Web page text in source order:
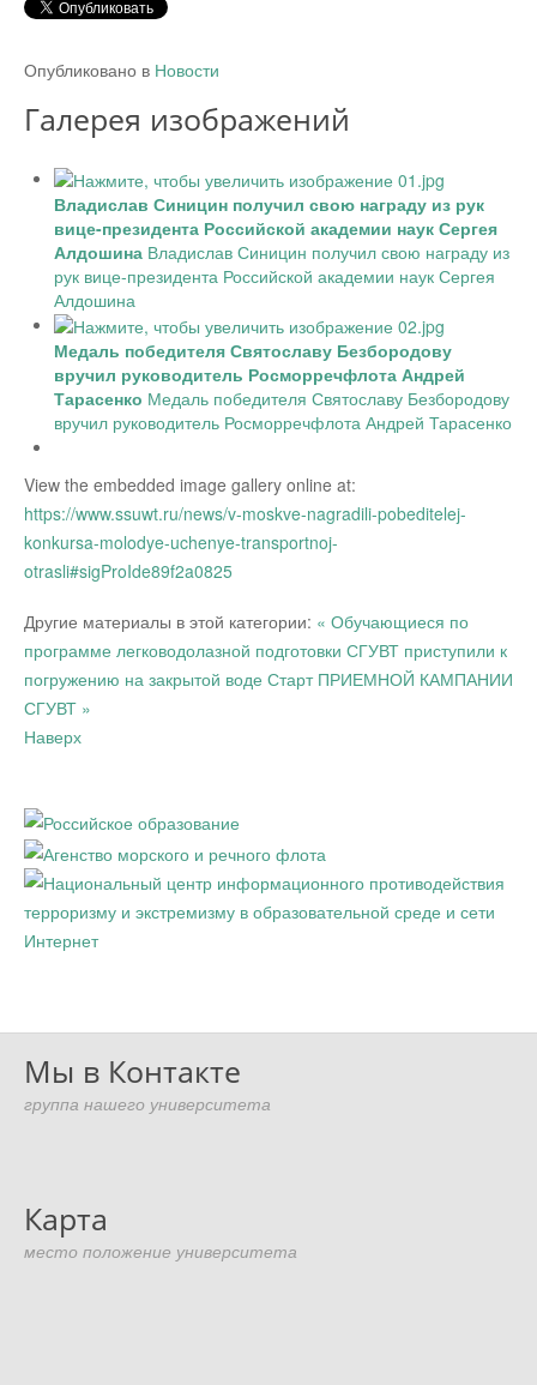
Опубликовано в Новости
Галерея изображений
Владислав Синицин получил свою награду из рук
вице-президента Российской академии наук Сергея
Алдошина Владислав Синицин получил свою награду из
рук вице-президента Российской академии наук Сергея
Алдошина
Медаль победителя Святославу Безбородову
вручил руководитель Росморречфлота Андрей
Тарасенко Медаль победителя Святославу Безбородову
вручил руководитель Росморречфлота Андрей Тарасенко
View the embedded image gallery online at:
https://www.ssuwt.ru/news/v-moskve-nagradili-pobeditelej-
konkursa-molodye-uchenye-transportnoj-
otrasli#sigProIde89f2a0825
Другие материалы в этой категории: « Обучающиеся по
программе легководолазной подготовки СГУВТ приступили к
погружению на закрытой воде Старт ПРИЕМНОЙ КАМПАНИИ
СГУВТ »
Наверх
Мы в Контакте
группа нашего университета
Карта
место положение университета